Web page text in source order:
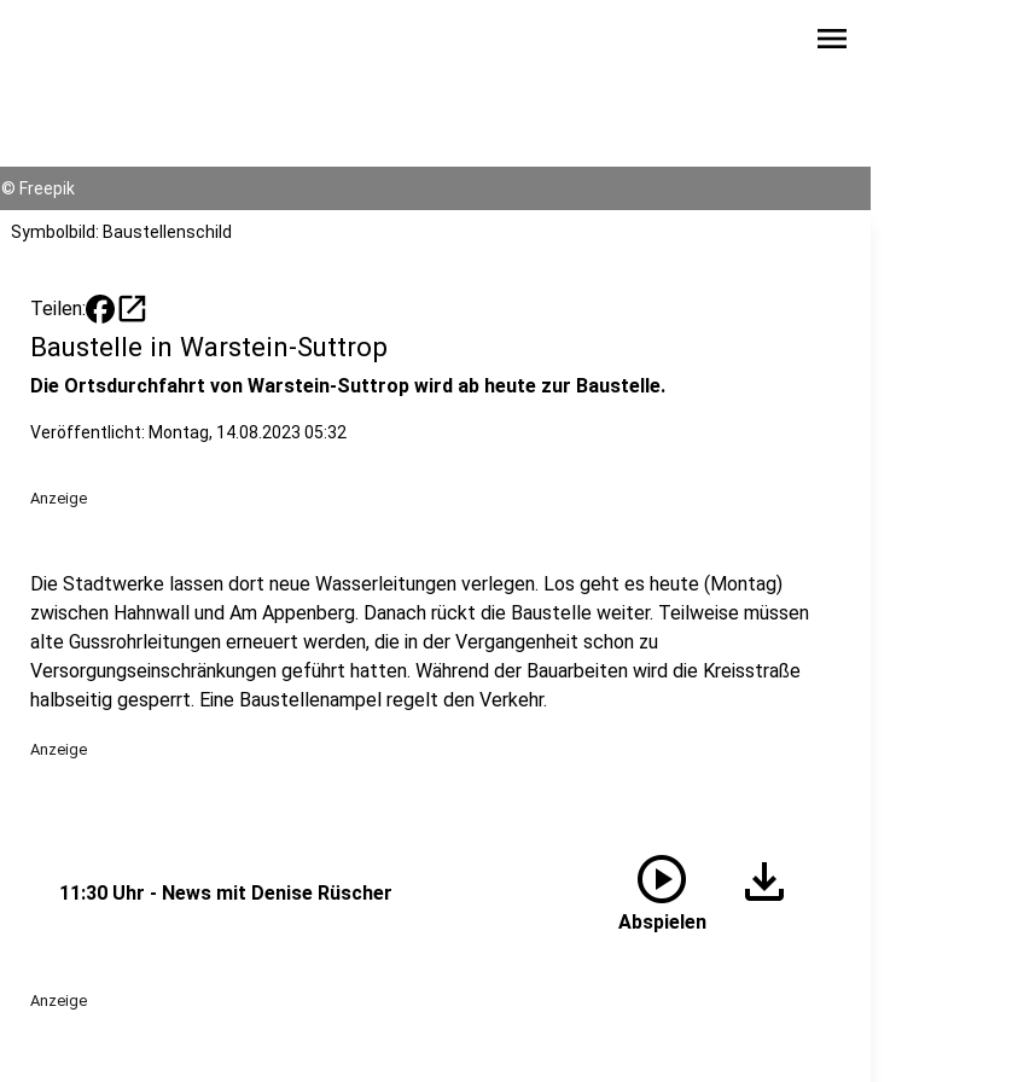
menu
© Freepik
Symbolbild: Baustellenschild
Teilen: open_in_new
Baustelle in Warstein-Suttrop
Die Ortsdurchfahrt von Warstein-Suttrop wird ab heute zur Baustelle.
Veröffentlicht: Montag, 14.08.2023 05:32
Anzeige
Die Stadtwerke lassen dort neue Wasserleitungen verlegen. Los geht es heute (Montag)
zwischen Hahnwall und Am Appenberg. Danach rückt die Baustelle weiter. Teilweise müssen
alte Gussrohrleitungen erneuert werden, die in der Vergangenheit schon zu
Versorgungseinschränkungen geführt hatten. Während der Bauarbeiten wird die Kreisstraße
halbseitig gesperrt. Eine Baustellenampel regelt den Verkehr.
Anzeige
11:30 Uhr - News mit Denise Rüscher play_circle
Abspielen
download
Anzeige